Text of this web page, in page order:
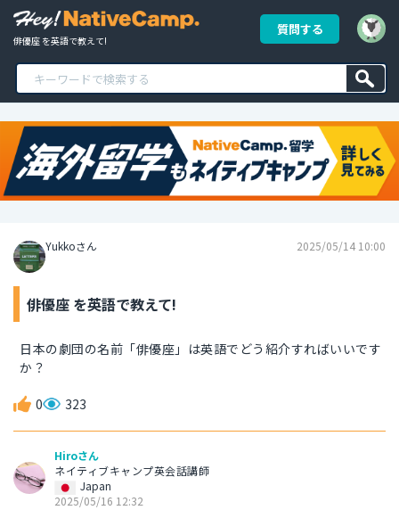
俳優座 を英語で教えて!
質問する
Yukkoさん 2025/05/14 10:00
俳優座 を英語で教えて!
日本の劇団の名前「俳優座」は英語でどう紹介すればいいです
か？
0 323
Hiroさん
ネイティブキャンプ英会話講師
Japan
2025/05/16 12:32